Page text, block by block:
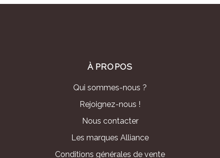
À PROPOS
Qui sommes-nous ?
Rejoignez-nous !
Nous contacter
Les marques Alliance
Conditions générales de vente